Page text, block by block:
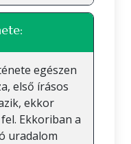
egészen
első írásos
ekkor
Ekkoriban a
uradalom